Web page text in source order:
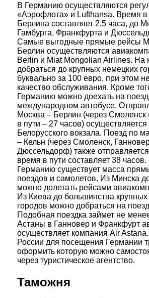
В Германию осуществляются
«Аэрофлота» и Lufthansa. Время в
Берлина составляет 2,5 часа, до
Гамбурга, Франкфурта и
Самые выгодные прямые рейсы
Берлин осуществляются
Berlin и Miat Mongolian Airlines. На
добраться до крупных немецких
буквально за 100 евро, при этом
качество обслуживания. Кроме
Германию можно доехать на
международном автобусе.
Москва – Берлин (через
в пути – 27 часов) осуществляется
Белорусского вокзала. Поезд по
– Кельн (через Смоленск,
Дюссельдорф) также
время в пути составляет 38
Германию существует масса
поездов и самолетов. Из Минска
можно долетать рейсами
Из Киева до большинства
городов можно добраться на
Подобная поездка займет не
Астаны в Ганновер и Франкфурт
осуществляет компания Air
России для посещения Германии
оформить которую можно
через туристическое агентство.
Таможня